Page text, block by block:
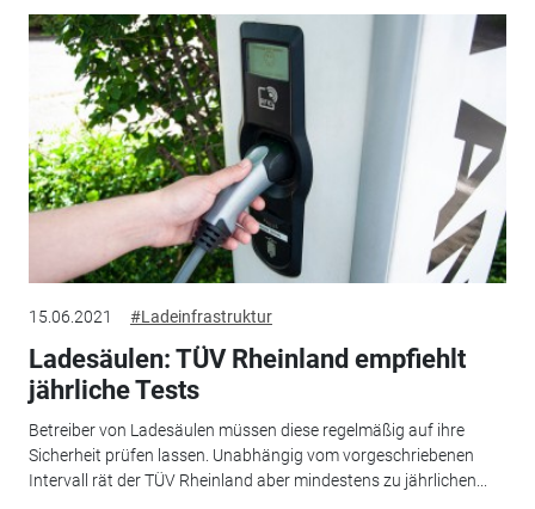
15.06.2021 #Ladeinfrastruktur
Ladesäulen: TÜV Rheinland empfiehlt
jährliche Tests
Betreiber von Ladesäulen müssen diese regelmäßig auf ihre
Sicherheit prüfen lassen. Unabhängig vom vorgeschriebenen
Intervall rät der TÜV Rheinland aber mindestens zu jährlichen...